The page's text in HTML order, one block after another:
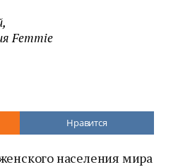
Femmie
Нравится
населения мира